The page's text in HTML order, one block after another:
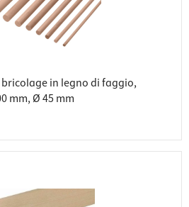
in legno di faggio,
mm, Ø 45 mm